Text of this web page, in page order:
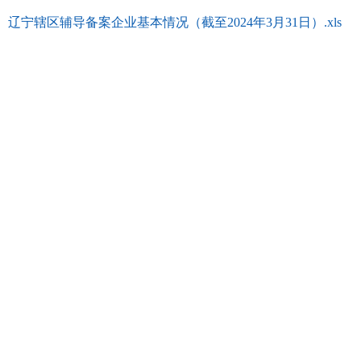
辽宁辖区辅导备案企业基本情况（截至2024年3月31日）.xls